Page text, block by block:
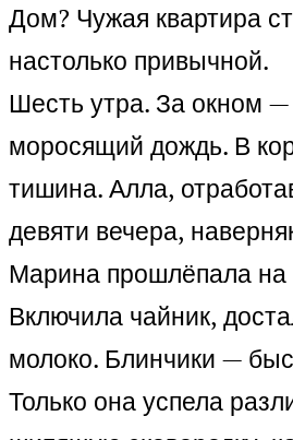
Дом? Чужая квартира
настолько привычной.
Шесть утра. За окном
моросящий дождь. В
тишина. Алла,
девяти вечера,
Марина прошлёпала на
Включила чайник,
молоко. Блинчики —
Только она успела